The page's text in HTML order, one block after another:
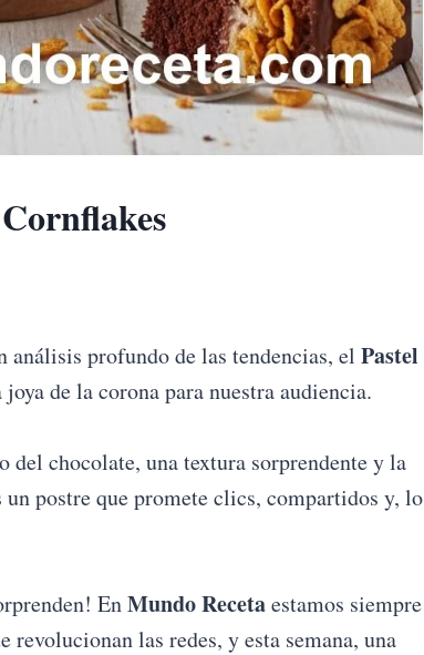
análisis profundo de las tendencias, el Pastel
de la corona para nuestra audiencia.
chocolate, una textura sorprendente y la
postre que promete clics, compartidos y, lo
EnMundo Recetaestamos siempre
las redes, y esta semana, una